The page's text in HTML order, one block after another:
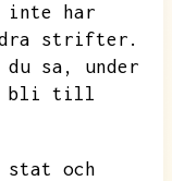
inte har
strifter.
du sa,
under
bli till
stat och